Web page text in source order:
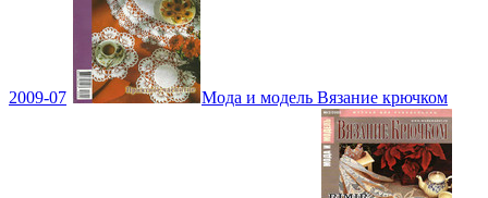
2009-07 Мода и модель Вязание крючком